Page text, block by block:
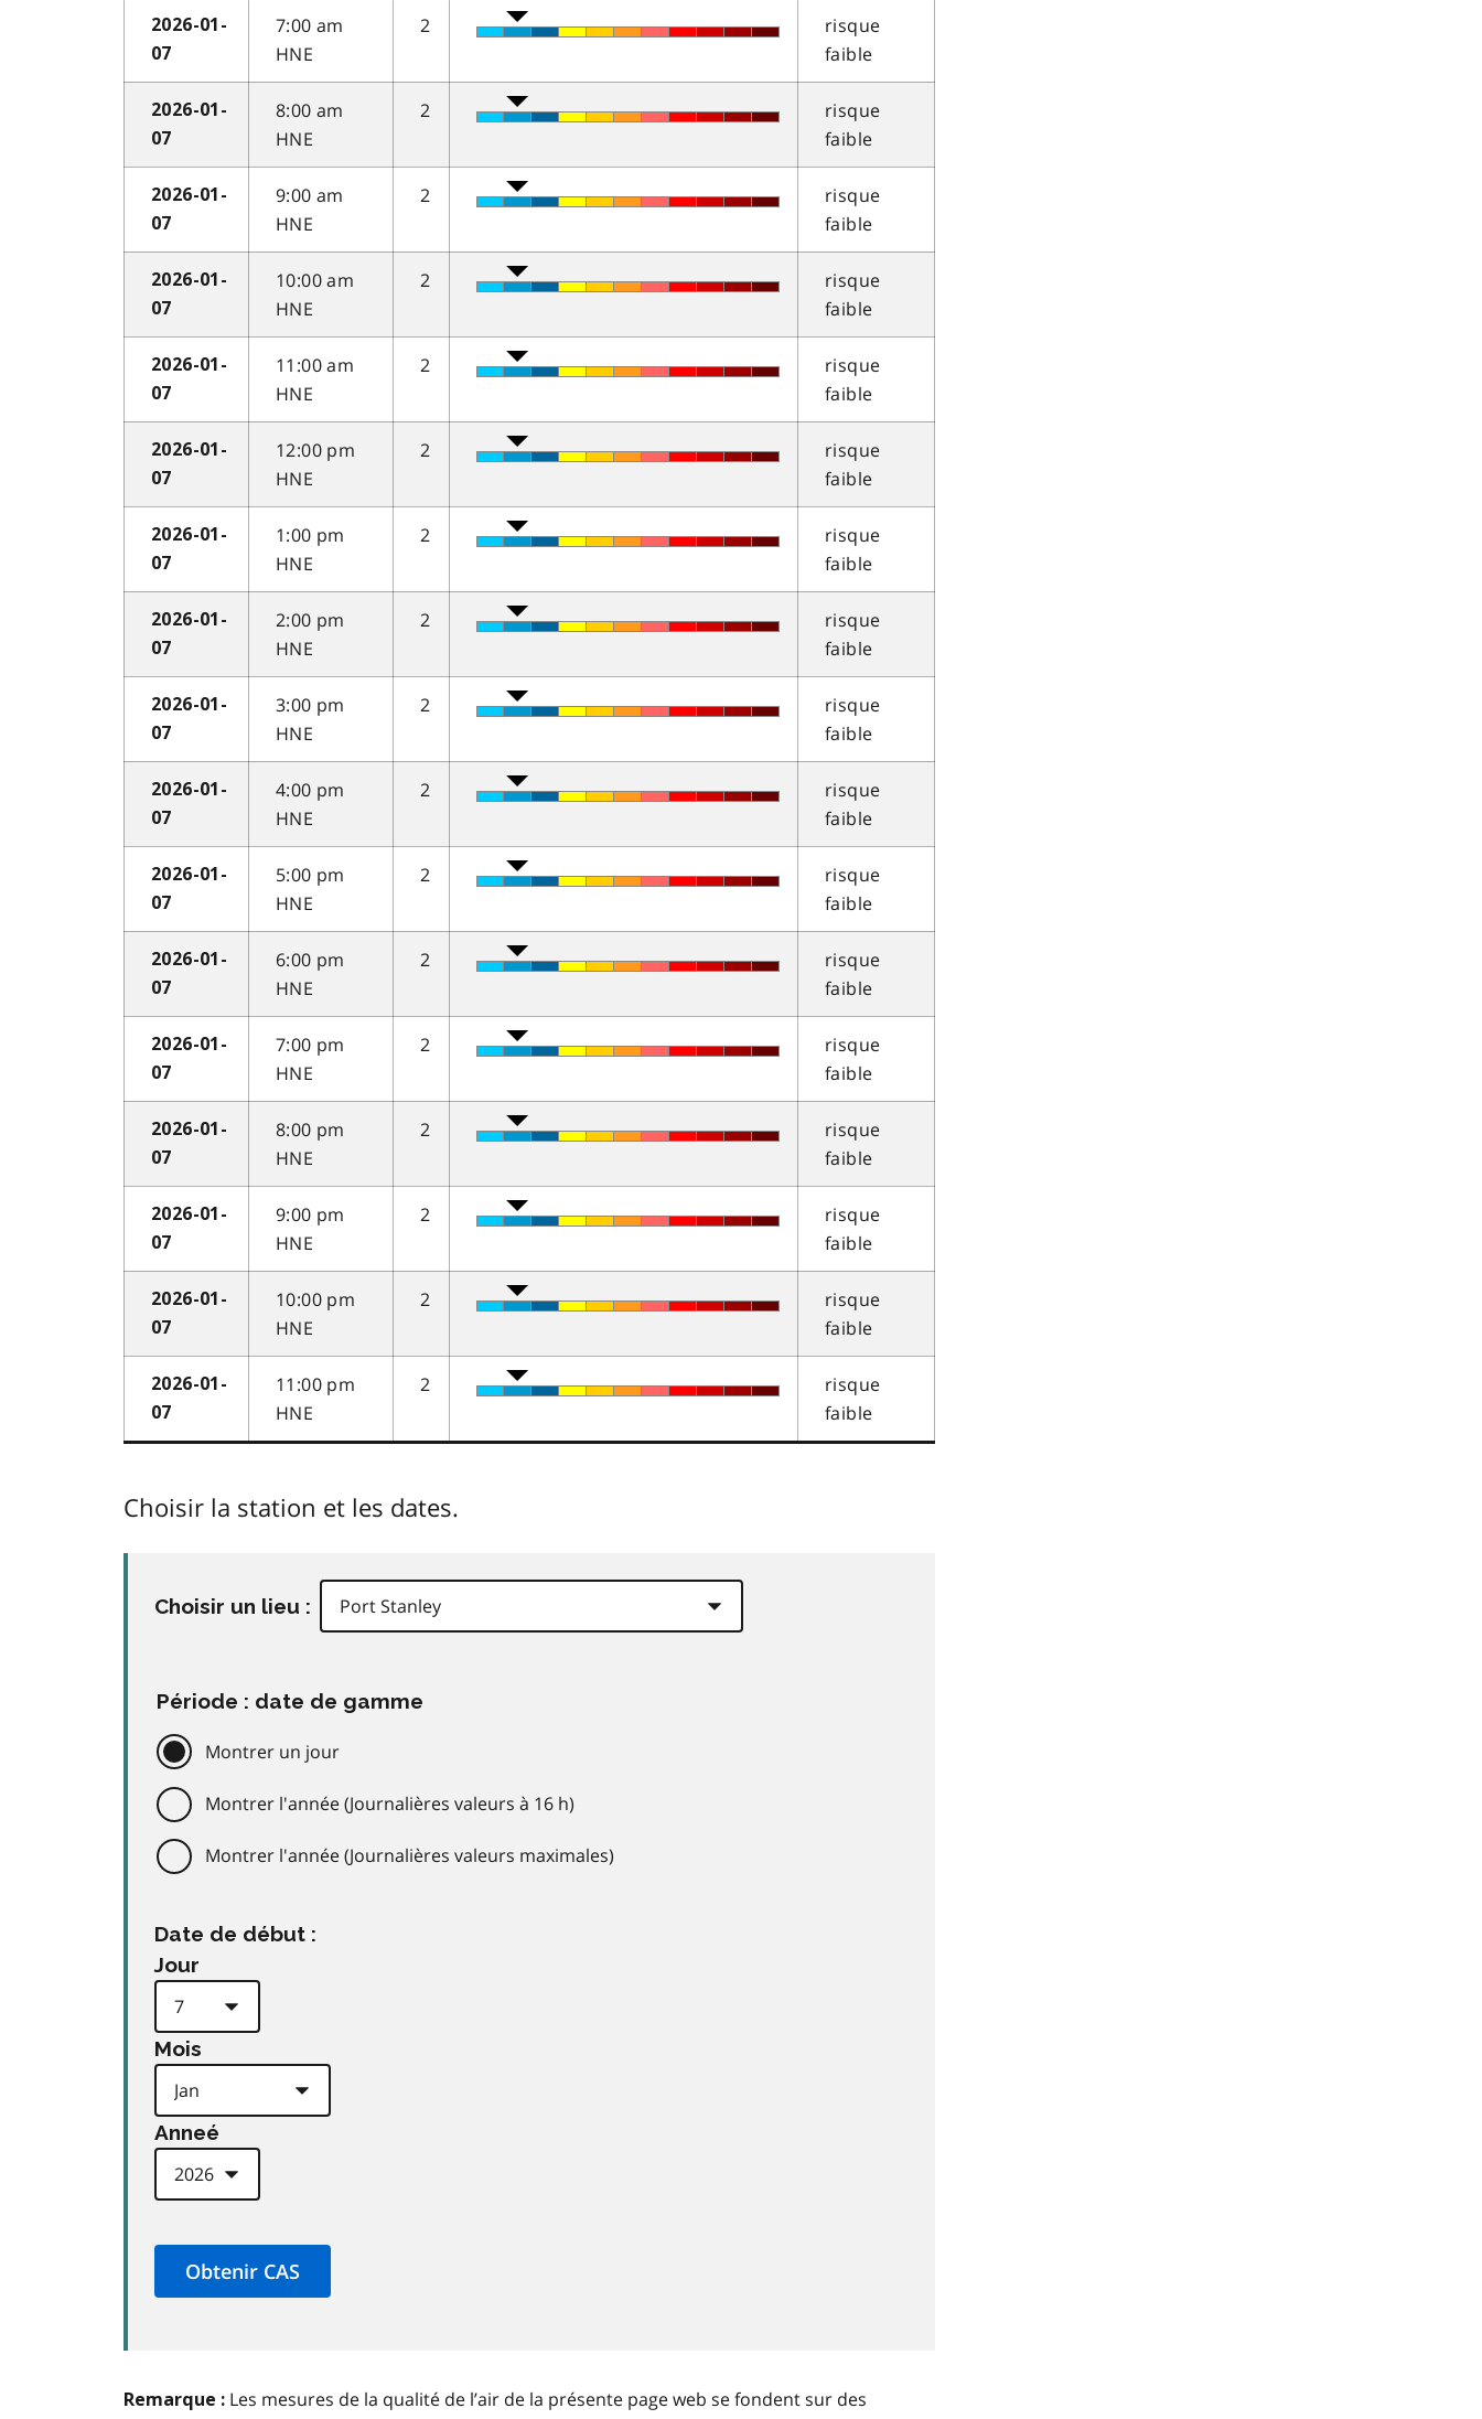
2026-01-
07
7:00 am
HNE
2
risque
faible
2026-01-
07
8:00 am
HNE
2
risque
faible
2026-01-
07
9:00 am
HNE
2
risque
faible
2026-01-
07
10:00 am
HNE
2
risque
faible
2026-01-
07
11:00 am
HNE
2
risque
faible
2026-01-
07
12:00 pm
HNE
2
risque
faible
2026-01-
07
1:00 pm
HNE
2
risque
faible
2026-01-
07
2:00 pm
HNE
2
risque
faible
2026-01-
07
3:00 pm
HNE
2
risque
faible
2026-01-
07
4:00 pm
HNE
2
risque
faible
2026-01-
07
5:00 pm
HNE
2
risque
faible
2026-01-
07
6:00 pm
HNE
2
risque
faible
2026-01-
07
7:00 pm
HNE
2
risque
faible
2026-01-
07
8:00 pm
HNE
2
risque
faible
2026-01-
07
9:00 pm
HNE
2
risque
faible
2026-01-
07
10:00 pm
HNE
2
risque
faible
2026-01-
07
11:00 pm
HNE
2
risque
faible
Choisir la station et les dates.
Choisir un lieu :
Période : date de gamme
Montrer un jour
Montrer l'année (Journalières valeurs à 16 h)
Montrer l'année (Journalières valeurs maximales)
Date de début :
Jour
Mois
Anneé
Remarque : Les mesures de la qualité de l’air de la présente page web se fondent sur des